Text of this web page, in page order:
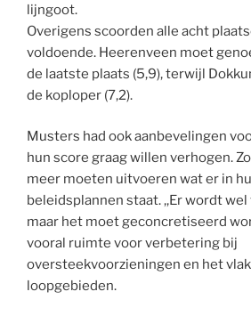
lijngoot.
Overigens scoorden alle acht
voldoende. Heerenveen moet
de laatste plaats (5,9), terwijl
de koploper (7,2).
Musters had ook aanbevelingen
hun score graag willen verhogen.
meer moeten uitvoeren wat er in
beleidsplannen staat. ,,Er wordt
maar het moet geconcretiseerd
vooral ruimte voor verbetering bij
oversteekvoorzieningen en het
loopgebieden.